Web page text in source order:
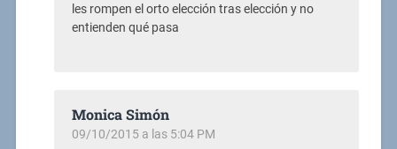
les rompen el orto elección tras elección y no
entienden qué pasa
Monica Simón
09/10/2015 a las 5:04 PM